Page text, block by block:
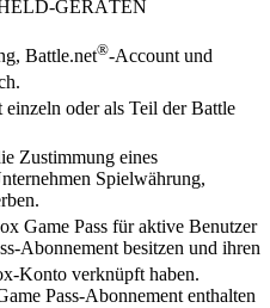
GERÄTEN
Battle.net®-Account und
einzeln oder als Teil der Battle
Zustimmung eines
Spielwährung,
Game Pass für aktive Benutzer
Abonnement besitzen und ihren
Konto verknüpft haben.
Pass-Abonnement enthalten